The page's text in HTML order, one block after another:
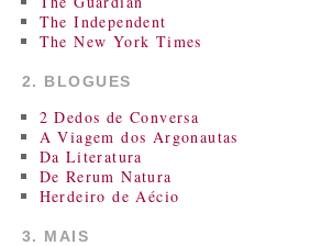
The Independent
The New York Times
2. BLOGUES
2 Dedos de Conversa
A Viagem dos Argonautas
Da Literatura
De Rerum Natura
Herdeiro de Aécio
3. MAIS